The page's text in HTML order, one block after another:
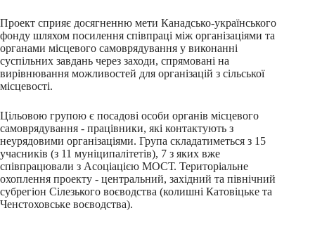
Проект сприяє досягненню мети Канадсько-українського
фонду шляхом посилення співпраці між організаціями та
органами місцевого самоврядування у виконанні
суспільних завдань через заходи, спрямовані на
вирівнювання можливостей для організацій з сільської
місцевості.
Цільовою групою є посадові особи органів місцевого
самоврядування - працівники, які контактують з
неурядовими організаціями. Група складатиметься з 15
учасників (з 11 муніципалітетів), 7 з яких вже
співпрацювали з Асоціацією МОСТ. Територіальне
охоплення проекту - центральний, західний та північний
субрегіон Сілезького воєводства (колишні Катовіцьке та
Ченстоховське воєводства).